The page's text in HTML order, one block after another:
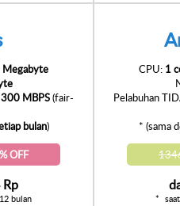
300 MBPS(fair-
bulan)
OFF
bulan
CPU: 1
Pelabuhan
* (sama